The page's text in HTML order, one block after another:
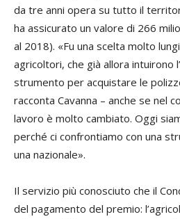
da tre anni opera su tutto il
ha assicurato un valore di 266
al 2018). «Fu una scelta molto
agricoltori, che già allora intuirono
strumento per acquistare le
racconta Cavanna – anche se nel
lavoro è molto cambiato. Oggi
perché ci confrontiamo con una
una nazionale».
Il servizio più conosciuto che il
del pagamento del premio: